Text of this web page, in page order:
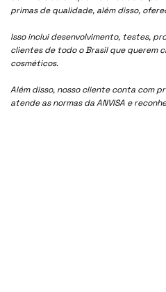
primas de qualidade, além disso,
Isso inclui desenvolvimento, testes,
clientes de todo o Brasil que querem
cosméticos.
Além disso, nosso cliente conta com
atende as normas da ANVISA e